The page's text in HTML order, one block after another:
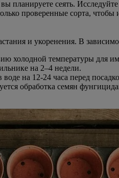
планируете сеять.
проверенные сорта,
и укоренения. В
холодной температуры для
на 2–4 недели.
на 12-24 часа перед
обработка семян